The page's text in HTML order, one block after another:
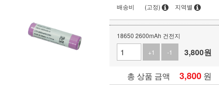
배송비
(고정) 지역별
18650 2600mAh 건전지
+1
-1 3,800원
총 상품 금액 3,800 원